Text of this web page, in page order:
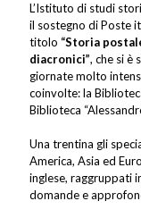
L’Istituto di studi
il sostegno di Poste
titolo “Storia
diacronici”, che si è
giornate molto
coinvolte: la
Biblioteca
Una trentina gli
America, Asia ed
inglese, raggruppati
domande e